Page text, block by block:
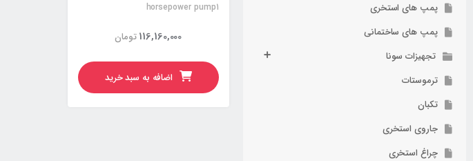
پمپ های استخری
پمپ های ساختمانی
تجهیزات سونا
ترموستات
تکبان
جاروی استخری
چراغ استخری
horsepower pump1
تومان116,160,000
اضافه به سبد خرید